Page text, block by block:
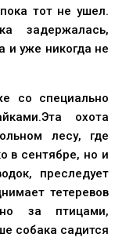
тот не ушел.
задержалась,
и уже никогда не
со специально
охота
лесу, где
в сентябре, но и
преследует
тетеревов
за птицами,
собака садится